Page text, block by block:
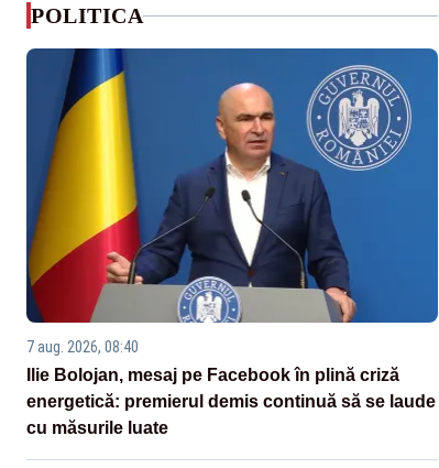
POLITICA
7 aug. 2026, 08:40
Ilie Bolojan, mesaj pe Facebook în plină criză
energetică: premierul demis continuă să se laude
cu măsurile luate